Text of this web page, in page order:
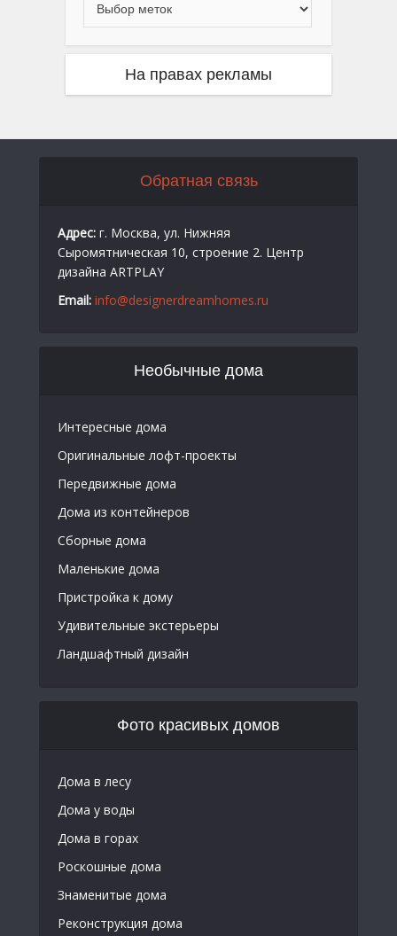
На правах рекламы
Обратная связь
Адрес: г. Москва, ул. Нижняя
Сыромятническая 10, строение 2. Центр
дизайна ARTPLAY
Email: info@designerdreamhomes.ru
Необычные дома
Интересные дома
Оригинальные лофт-проекты
Передвижные дома
Дома из контейнеров
Сборные дома
Маленькие дома
Пристройка к дому
Удивительные экстерьеры
Ландшафтный дизайн
Фото красивых домов
Дома в лесу
Дома у воды
Дома в горах
Роскошные дома
Знаменитые дома
Реконструкция дома